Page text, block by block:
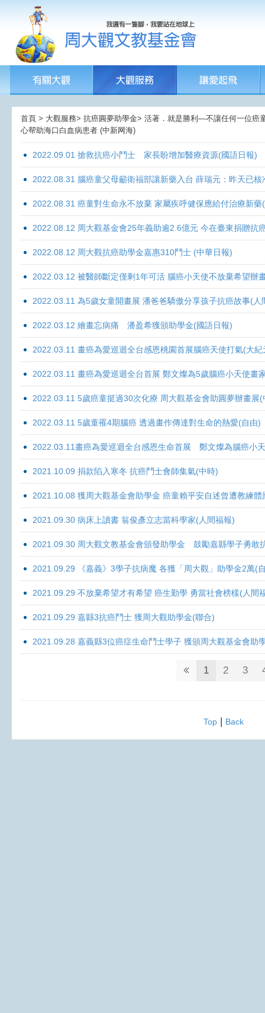
首頁 > 大觀服務> 抗癌圓夢助學金> 活著．就是勝利—不讓任何一位癌
心帮助海口白血病患者 (中新网海)
2022.09.01 搶救抗癌小鬥士 家長盼增加醫療資源(國語日報)
2022.08.31 腦癌童父母籲衛福部讓新藥入台 薛瑞元：昨天已
2022.08.31 癌童對生命永不放棄 家屬疾呼健保應給付治療新藥
2022.08.12 周大觀基金會25年義助逾2.6億元 今在臺東捐贈抗
2022.08.12 周大觀抗癌助學金嘉惠310鬥士 (中華日報)
2022.03.12 被醫師斷定僅剩1年可活 腦癌小天使不放棄希望辦
2022.03.11 為5歲女童開畫展 潘爸爸驕傲分享孩子抗癌故事(人
2022.03.12 繪畫忘病痛 潘盈希獲頒助學金(國語日報)
2022.03.11 畫癌為愛巡迴全台感恩桃園首展腦癌天使打氣(大紀
2022.03.11 畫癌為愛巡迴全台首展 鄭文燦為5歲腦癌小天使畫
2022.03.11 5歲癌童挺過30次化療 周大觀基金會助圓夢辦畫展
2022.03.11 5歲童罹4期腦癌 透過畫作傳達對生命的熱愛(自由)
2022.03.11畫癌為愛巡迴全台感恩生命首展 鄭文燦為腦癌小
2021.10.09 捐款陷入寒冬 抗癌鬥士會師集氣(中時)
2021.10.08 獲周大觀基金會助學金 癌童賴平安自述曾遭教練體
2021.09.30 病床上讀書 翁俊彥立志當科學家(人間福報)
2021.09.30 周大觀文教基金會頒發助學金 鼓勵嘉縣學子勇敢
2021.09.29 《嘉義》3學子抗病魔 各獲「周大觀」助學金2萬(
2021.09.29 不放棄希望才有希望 癌生勤學 勇當社會榜樣(人間
2021.09.29 嘉縣3抗癌鬥士 獲周大觀助學金(聯合)
2021.09.28 嘉義縣3位癌症生命鬥士學子 獲頒周大觀基金會助
1 2 3
Top| Back